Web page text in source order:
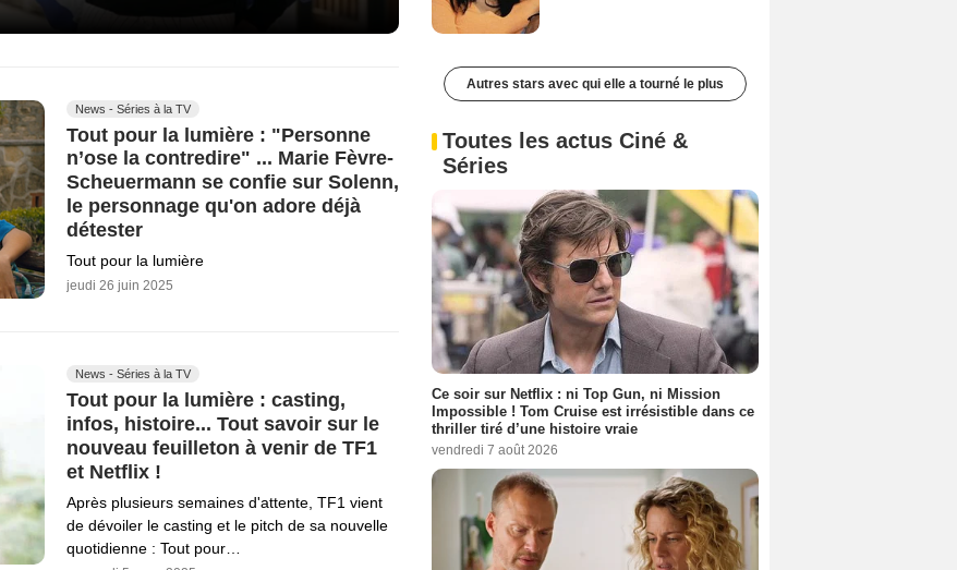
News - Séries à la TV
Tout pour la lumière : "Personne
n’ose la contredire" ... Marie Fèvre-
Scheuermann se confie sur Solenn,
le personnage qu'on adore déjà
détester
Tout pour la lumière
jeudi 26 juin 2025
News - Séries à la TV
Tout pour la lumière : casting,
infos, histoire... Tout savoir sur le
nouveau feuilleton à venir de TF1
et Netflix !
Après plusieurs semaines d'attente, TF1 vient
de dévoiler le casting et le pitch de sa nouvelle
quotidienne : Tout pour…
Autres stars avec qui elle a tourné le plus
Toutes les actus Ciné &
Séries
Ce soir sur Netflix : ni Top Gun, ni Mission
Impossible ! Tom Cruise est irrésistible dans ce
thriller tiré d’une histoire vraie
vendredi 7 août 2026